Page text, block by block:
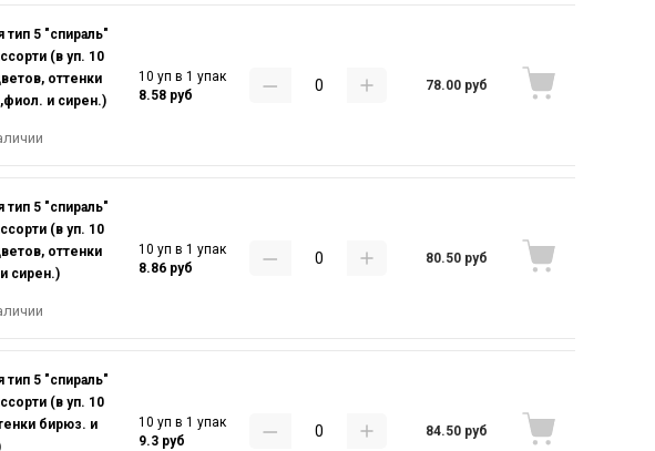
тип 5 "спираль"
(в уп. 10
оттенки
и сирен.)
10 уп в 1 упак
8.58 руб
78.00 руб
тип 5 "спираль"
(в уп. 10
оттенки
сирен.)
10 уп в 1 упак
8.86 руб
80.50 руб
тип 5 "спираль"
(в уп. 10
бирюз. и
10 уп в 1 упак
9.3 руб
84.50 руб